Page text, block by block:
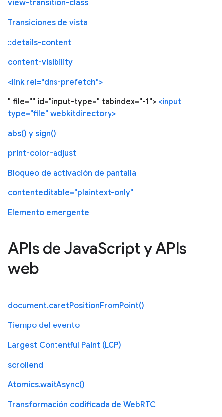
view-transition-class
Transiciones de vista
::details-content
content-visibility
<link rel="dns-prefetch">
" file="" id="input-type=" tabindex="-1"> <input
type="file" webkitdirectory>
abs() y sign()
print-color-adjust
Bloqueo de activación de pantalla
contenteditable="plaintext-only"
Elemento emergente
APIs de JavaScript y APIs
web
document.caretPositionFromPoint()
Tiempo del evento
Largest Contentful Paint (LCP)
scrollend
Atomics.waitAsync()
Transformación codificada de WebRTC